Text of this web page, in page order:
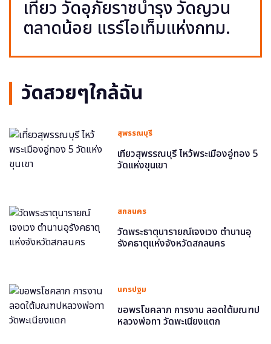
เที่ยว วัดอุภัยราชบำรุง วัดญวน
ตลาดน้อย แรร์ไอเท็มแห่งกทม.
วัดสวยๆใกล้ฉัน
สุพรรณบุรี
เที่ยวสุพรรณบุรี ไหว้พระเมืองอู่ทอง 5
วัดแห่งขุนเขา
สกลนคร
วัดพระธาตุนารายณ์เจงเวง ตำนานอุ
รังคธาตุแห่งจังหวัดสกลนคร
นครปฐม
ขอพรโชคลาภ การงาน ลอดใต้มณฑป
หลวงพ่อทา วัดพะเนียงแตก